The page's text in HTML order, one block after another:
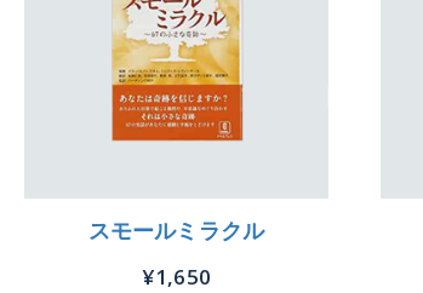
スモールミラクル
¥1,650